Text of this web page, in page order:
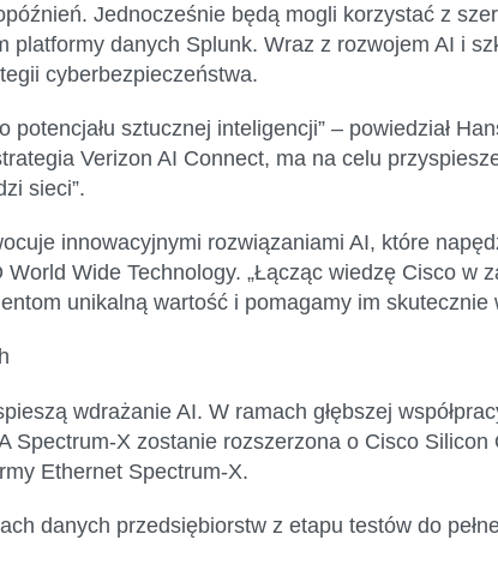
Jednocześnie będą mogli korzystać z
danych Splunk. Wraz z rozwojem AI i
cyberbezpieczeństwa.
sztucznej inteligencji” – powiedział
Verizon AI Connect, ma na celu
sieci”.
innowacyjnymi rozwiązaniami AI, które
World Wide Technology.„Łącząc wiedzę Cisco w
unikalną wartość i pomagamy im skutecznie
wdrażanie AI. W ramach głębszej
X zostanie rozszerzona o Cisco Silicon
Ethernet Spectrum-X.
danych przedsiębiorstw z etapu testów do